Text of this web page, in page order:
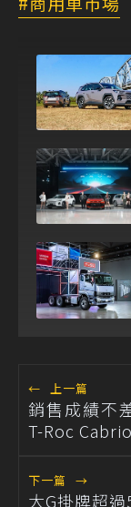
← 上一篇
銷售成績不
T-Roc
下一篇 →
大G掛牌超